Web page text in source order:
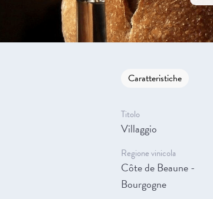
Caratteristiche
Titolo
Villaggio
Regione vinicola
Côte de Beaune -
Bourgogne